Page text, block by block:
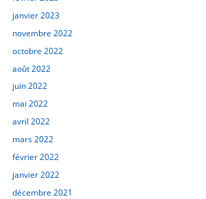
janvier 2023
novembre 2022
octobre 2022
août 2022
juin 2022
mai 2022
avril 2022
mars 2022
février 2022
janvier 2022
décembre 2021